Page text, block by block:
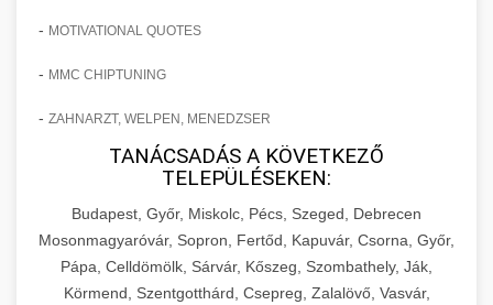
- MOTIVATIONAL QUOTES
- MMC CHIPTUNING
- ZAHNARZT, WELPEN, MENEDZSER
TANÁCSADÁS A KÖVETKEZŐ
TELEPÜLÉSEKEN:
Budapest, Győr, Miskolc, Pécs, Szeged, Debrecen
Mosonmagyaróvár, Sopron, Fertőd, Kapuvár, Csorna, Győr,
Pápa, Celldömölk, Sárvár, Kőszeg, Szombathely, Ják,
Körmend, Szentgotthárd, Csepreg, Zalalövő, Vasvár,